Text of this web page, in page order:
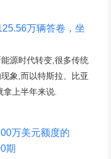
万辆答卷，坐
源时代转变,很多传统
象,而以特斯拉、比亚
上半年来说.
万美元额度的
期